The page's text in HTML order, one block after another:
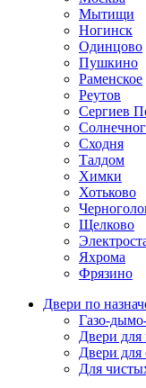
Мытищи
Ногинск
Одинцово
Пушкино
Раменское
Реутов
Сергиев
Сходня
Талдом
Химки
Хотьково
Щелково
Яхрома
Фрязино
Двери по
Газо-
Двери для
Двери
Для